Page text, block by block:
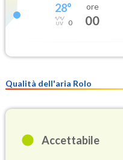
28°
0
ore
00
Qualità dell'aria Rolo
Accettabile